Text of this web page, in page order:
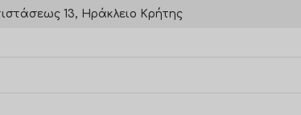
13, Ηράκλειο Κρήτης